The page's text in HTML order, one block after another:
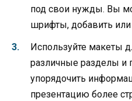
под свои нужды. Вы
шрифты, добавить или
Используйте макеты
различные разделы и
упорядочить
презентацию более